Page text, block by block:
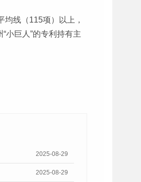
线（115项）以上，
小巨人”的专利持有主
2025-08-29
2025-08-29